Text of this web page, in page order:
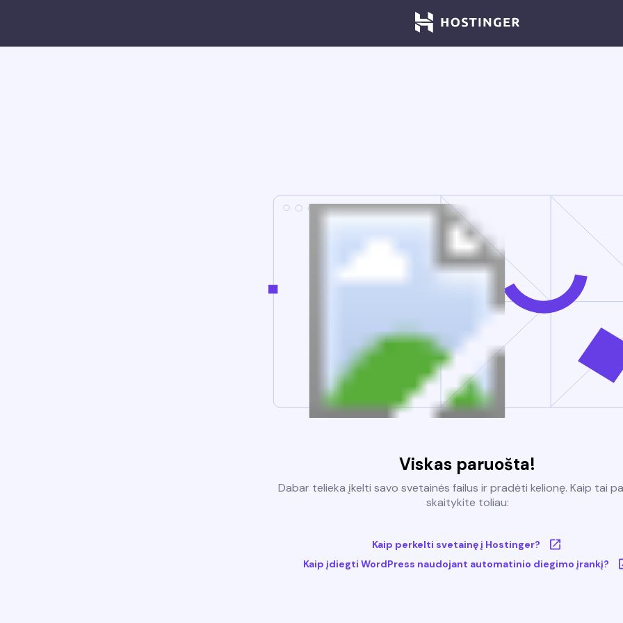
Viskas paruošta!
Dabar telieka įkelti savo svetainės failus ir pradėti kelionę. Kaip tai
skaitykite toliau:
Kaip perkelti svetainę į Hostinger?
Kaip įdiegti WordPress naudojant automatinio diegimo įrankį?